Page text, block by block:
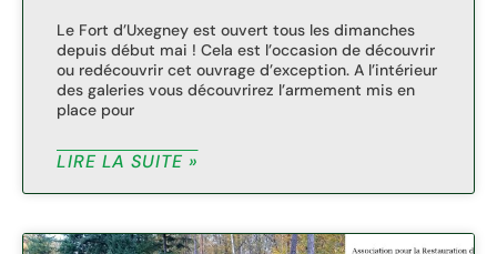
Le Fort d’Uxegney est ouvert tous les dimanches
depuis début mai ! Cela est l’occasion de découvrir
ou redécouvrir cet ouvrage d’exception. A l’intérieur
des galeries vous découvrirez l’armement mis en
place pour
LIRE LA SUITE »